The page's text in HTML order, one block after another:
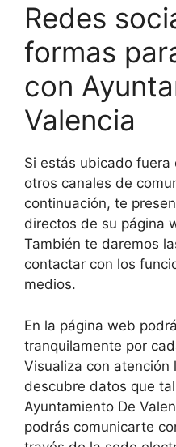
Redes
formas
con
Valencia
Si estás ubicado
otros canales de
continuación, te
directos de su página
También te daremos
contactar con los
medios.
En la página web
tranquilamente por
Visualiza con
descubre datos que
Ayuntamiento De
podrás comunicarte